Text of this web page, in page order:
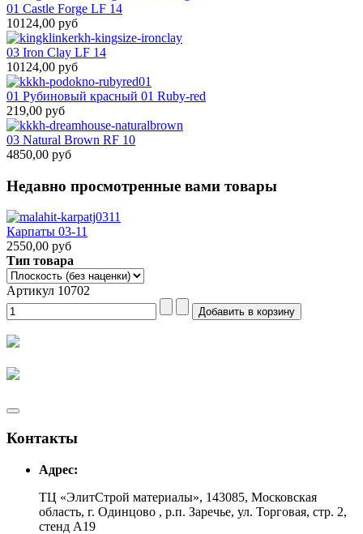
01 Castle Forge LF 14
10124,00 руб
03 Iron Clay LF 14
10124,00 руб
01 Рубиновый красный 01 Ruby-red
219,00 руб
03 Natural Brown RF 10
4850,00 руб
Недавно просмотренные вами товары
Карпаты 03-11
2550,00 руб
Тип товара
Артикул 10702
Контакты
Адрес:
ТЦ «ЭлитСтрой материалы», 143085, Московская
область, г. Одинцово , р.п. Заречье, ул. Торговая, стр. 2,
стенд А19